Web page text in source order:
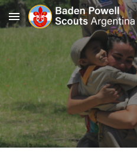
Skip to main content